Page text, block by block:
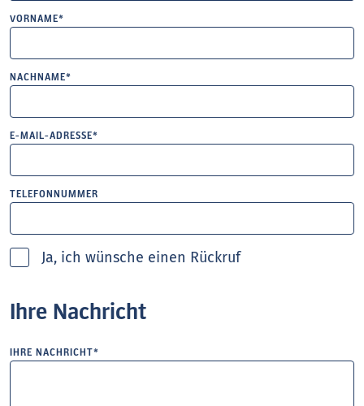
VORNAME*
NACHNAME*
E-MAIL-ADRESSE*
TELEFONNUMMER
Ja, ich wünsche einen Rückruf
Ihre Nachricht
IHRE NACHRICHT*